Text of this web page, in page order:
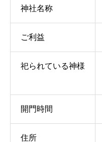
神社名称
ご利益
祀られている神様
開門時間
住所